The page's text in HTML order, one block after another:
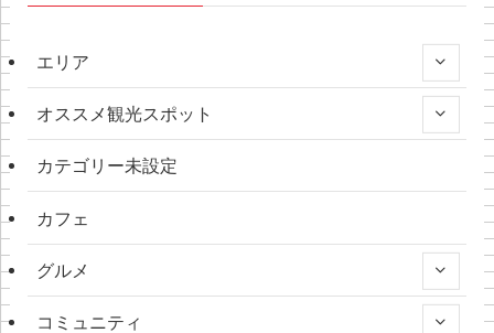
エリア
オススメ観光スポット
カテゴリー未設定
カフェ
グルメ
コミュニティ